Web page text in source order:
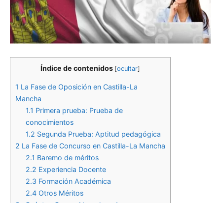
Índice de contenidos [ocultar]
1 La Fase de Oposición en Castilla-La
Mancha
1.1 Primera prueba: Prueba de
conocimientos
1.2 Segunda Prueba: Aptitud pedagógica
2 La Fase de Concurso en Castilla-La Mancha
2.1 Baremo de méritos
2.2 Experiencia Docente
2.3 Formación Académica
2.4 Otros Méritos